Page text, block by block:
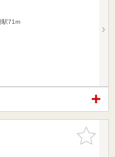
駅71m
お気に入
りに追加